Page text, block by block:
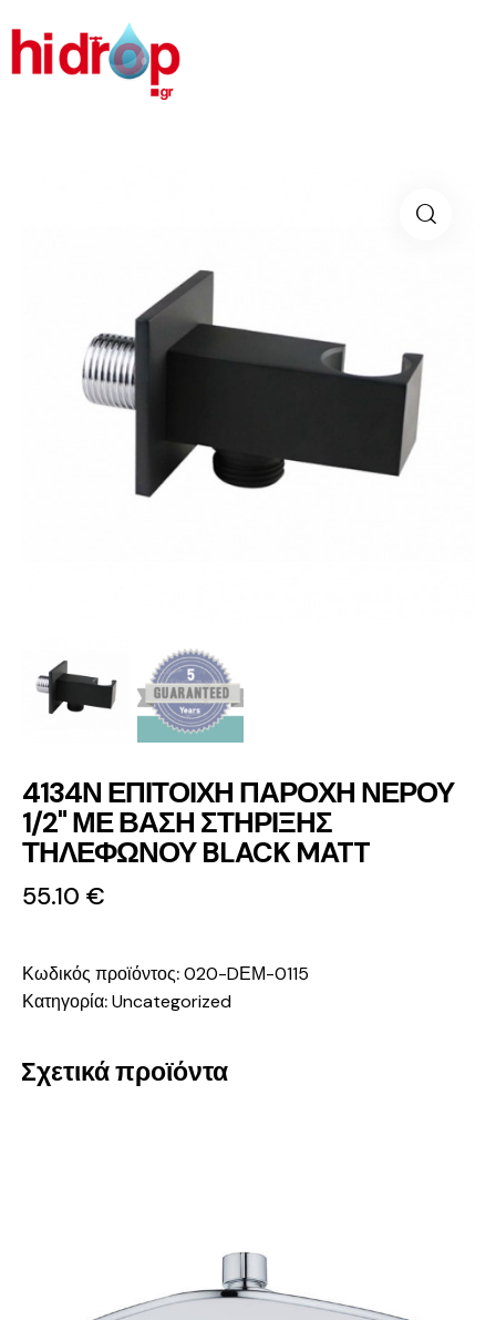
4134Ν ΕΠΙΤΟΙΧΗ ΠΑΡΟΧΗ ΝΕΡΟΥ
1/2" ΜΕ ΒΑΣΗ ΣΤΗΡΙΞΗΣ
ΤΗΛΕΦΩΝΟΥ BLACK MATT
55.10 €
Κωδικός προϊόντος:020-DΕΜ-0115
Κατηγορία:Uncategorized
Σχετικά προϊόντα